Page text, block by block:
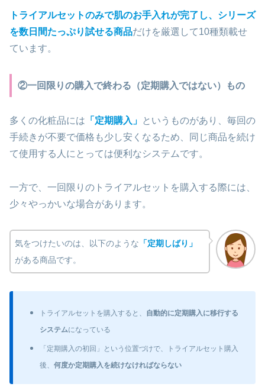
トライアルセットのみで肌のお手入れが完了し、シリーズ
を数日間たっぷり試せる商品だけを厳選して10種類載せ
ています。
②一回限りの購入で終わる（定期購入ではない）もの
多くの化粧品には 「定期購入」
というものがあり、毎回の
手続きが不要で価格も少し安くなるため、同じ商品を続け
て使用する人にとっては便利なシステムです。
一方で、一回限りのトライアルセットを購入する際には、
少々やっかいな場合があります。
気をつけたいのは、以下のような 「定期しばり」
がある商品です。
トライアルセットを購入すると、 自動的に定期購入に移行する
システムになっている
「定期購入の初回」という位置づけで、トライアルセット購入
後、何度か定期購入を続けなければならない